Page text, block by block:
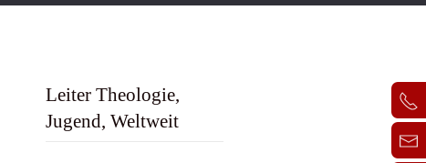
Leiter Theologie,
Jugend, Weltweit